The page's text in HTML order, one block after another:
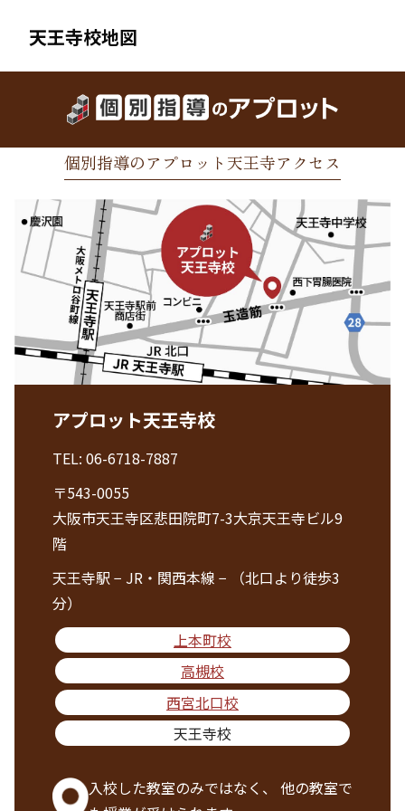
天王寺校地図
個別指導のアプロット天王寺アクセス
アプロット天王寺校
TEL: 06-6718-7887
〒543-0055
大阪市天王寺区悲田院町7-3大京天王寺ビル9
階
天王寺駅 − JR・関西本線 − （北口より徒歩3
分）
上本町校
高槻校
西宮北口校
天王寺校
入校した教室のみではなく、 他の教室で